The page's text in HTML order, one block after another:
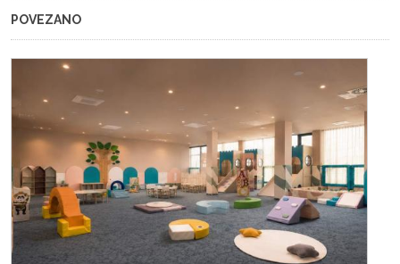
POVEZANO